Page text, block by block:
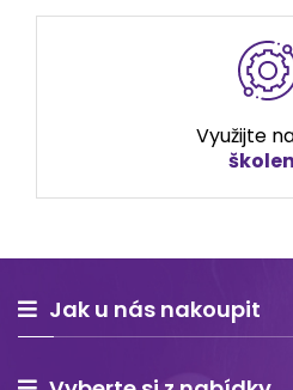
Využijte
Jak u nás nakoupit